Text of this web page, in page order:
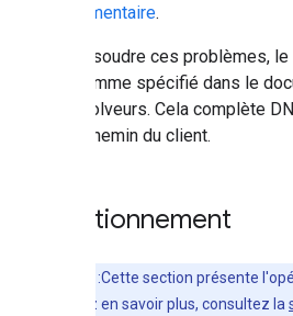
supplémentaire.
Pour résoudre ces problèmes,
TLS, comme spécifié dans le
les résolveurs. Cela complète
sur le chemin du client.
Fonctionnement
:Cette section présente
vous souhaitez en savoir plus, consultez la